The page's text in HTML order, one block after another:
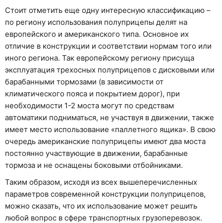
Стоит отметить еще одну интересную классификацию –
по региону использования полуприцепы делят на
европейского и американского типа. Основное их
отличие в конструкции и соответствии нормам того или
иного региона. Так европейскому региону присуща
эксплуатация трехосных полуприцепов с дисковыми или
барабанными тормозами (в зависимости от
климатического пояса и покрытием дорог), при
необходимости 1-2 моста могут по средствам
автоматики подниматься, не участвуя в движении, также
имеет место использование «паллетного ящика». В свою
очередь американские полуприцепы имеют два моста
постоянно участвующие в движении, барабанные
тормоза и не оснащены боковыми отбойниками.
Таким образом, исходя из всех вышеперечисленных
параметров современной конструкции полуприцепов,
можно сказать, что их использование может решить
любой вопрос в сфере транспортных грузоперевозок.